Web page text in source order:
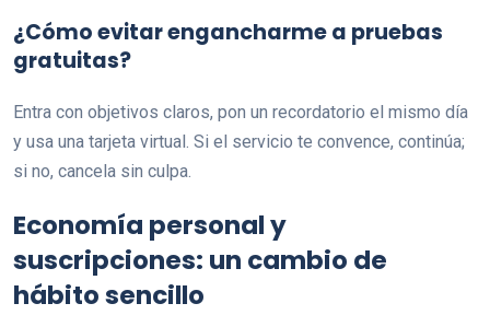
¿Cómo evitar engancharme a pruebas
gratuitas?
Entra con objetivos claros, pon un recordatorio el mismo día
y usa una tarjeta virtual. Si el servicio te convence, continúa;
si no, cancela sin culpa.
Economía personal y
suscripciones: un cambio de
hábito sencillo